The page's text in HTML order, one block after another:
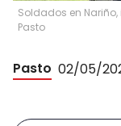
Soldados en
Pasto
Pasto 02/05/